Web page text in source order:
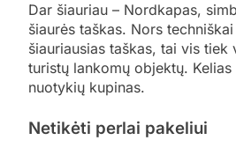
Dar šiauriau – Nordkapas,
šiaurės taškas. Nors
šiauriausias taškas, tai vis tiek
turistų lankomų objektų.
nuotykių kupinas.
Netikėti perlai pakeliui